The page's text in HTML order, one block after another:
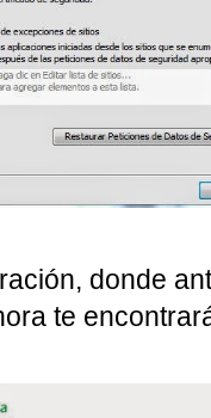
donde
te